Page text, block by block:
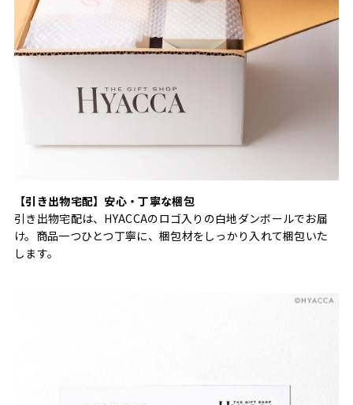
【引き出物宅配】安心・丁寧な梱包
引き出物宅配は、HYACCAのロゴ入りの白地ダンボールでお届
け。商品一つひとつ丁寧に、梱包材をしっかり入れて梱包いた
します。